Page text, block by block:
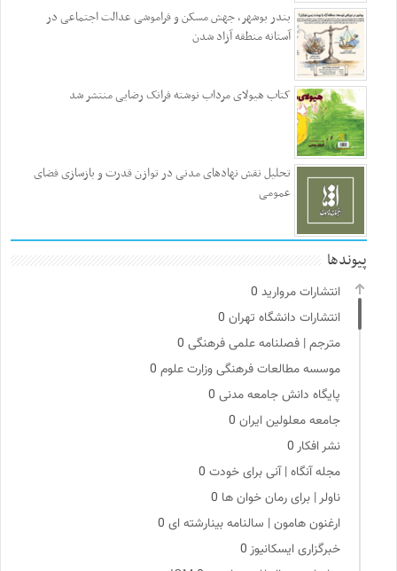
بندر بوشهر، جهش مسکن و فراموشی عدالت اجتماعی در
آستانه منطقه آزاد شدن
کتاب هیولای مرداب نوشته فرانک رضایی منتشر شد
تحلیل نقش نهادهای مدنی در توازن قدرت و بازسازی فضای
عمومی
پیوندها
انتشارات مروارید
انتشارات دانشگاه تهران
مترجم | فصلنامه علمی فرهنگی
موسسه مطالعات فرهنگی وزارت علوم
پایگاه دانش جامعه مدنی
جامعه معلولین ایران
نشر افکار
مجله آنگاه | آنی برای خودت
ناولر | برای رمان خوان ها
ارغنون هامون | سالنامه بینارشته ای
خبرگزاری ایسکانیوز